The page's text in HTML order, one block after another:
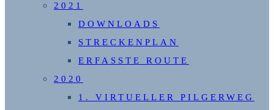
2021
DOWNLOADS
STRECKENPLAN
ERFASSTE ROUTE
2020
1. VIRTUELLER PILGERWEG